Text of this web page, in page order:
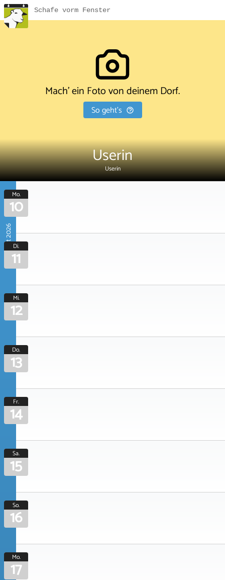
Schafe vorm Fenster
Mach' ein Foto von deinem Dorf.
So geht's
Userin
Userin
August 2026
Mo.
10
Di.
11
Mi.
12
Do.
13
Fr.
14
Sa.
15
So.
16
Mo.
17